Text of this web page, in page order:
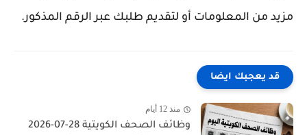
مزيد من المعلومات أو لتقديم طلبك عبر الرقم المذكور.
قد يعجبك ايضا
منذ 12 أيام
وظائف الصحف الكويتية 28-07-2026